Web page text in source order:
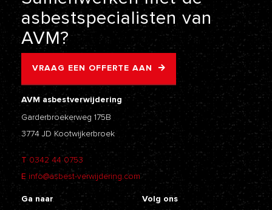
asbestspecialisten van
AVM?
VRAAG EEN OFFERTE AAN
AVM asbestverwijdering
Garderbroekerweg 175B
3774 JD Kootwijkerbroek
T 0342 44 0753
E info@asbest-verwijdering.com
Ga naar
Volg ons